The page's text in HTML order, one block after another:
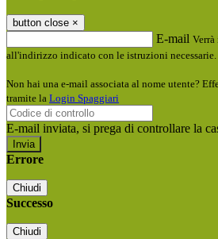
button close ×
E-mail
all'indirizzo indicato con le istruzioni necessarie.
Non hai una e-mail associata al nome utente?
tramite la Login Spaggiari
E-mail inviata, si prega di controllare la
Errore
Chiudi
Successo
Chiudi